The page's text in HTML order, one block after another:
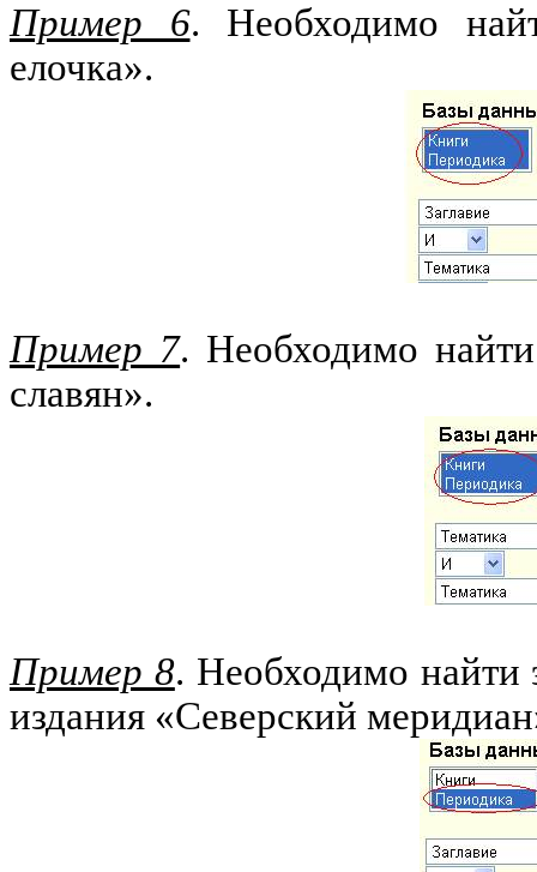
Пример 6. Необходимо
елочка».
Пример 7. Необходимо
славян».
Пример 8. Необходимо найти
издания «Северский